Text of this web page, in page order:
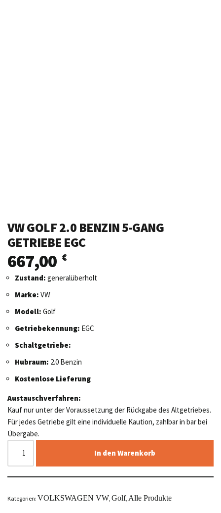
VW GOLF 2.0 BENZIN 5-GANG
GETRIEBE EGC
667,00 €
Zustand: generalüberholt
Marke: VW
Modell: Golf
Getriebekennung: EGC
Schaltgetriebe:
Hubraum: 2.0 Benzin
Kostenlose Lieferung
Austauschverfahren:
Kauf nur unter der Voraussetzung der Rückgabe des Altgetriebes.
Für jedes Getriebe gilt eine individuelle Kaution, zahlbar in bar bei
Übergabe.
In den Warenkorb
Kategorien: VOLKSWAGEN VW Golf, Alle Produkte